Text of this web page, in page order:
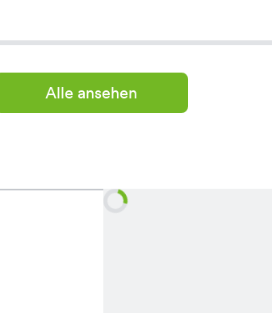
Alle ansehen